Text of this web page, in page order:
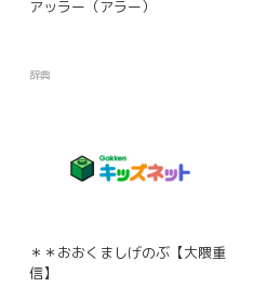
アッラー（アラー）
辞典
＊＊おおくましげのぶ【大隈重
信】